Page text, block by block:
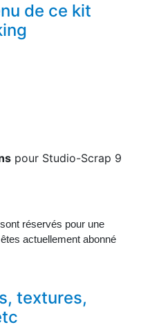
de ce kit
pour Studio-Scrap 9
réservés pour une
actuellement abonné
textures,